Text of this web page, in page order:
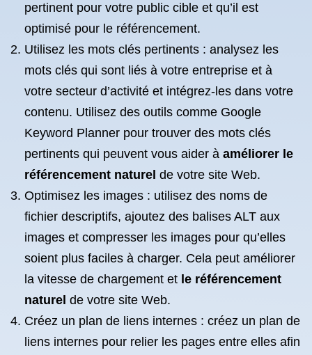
pertinent pour votre public cible et qu’il est
optimisé pour le référencement.
Utilisez les mots clés pertinents : analysez les
mots clés qui sont liés à votre entreprise et à
votre secteur d’activité et intégrez-les dans votre
contenu. Utilisez des outils comme Google
Keyword Planner pour trouver des mots clés
pertinents qui peuvent vous aider à améliorer le
référencement naturel de votre site Web.
Optimisez les images : utilisez des noms de
fichier descriptifs, ajoutez des balises ALT aux
images et compresser les images pour qu’elles
soient plus faciles à charger. Cela peut améliorer
la vitesse de chargement et le référencement
naturel de votre site Web.
Créez un plan de liens internes : créez un plan de
liens internes pour relier les pages entre elles afin